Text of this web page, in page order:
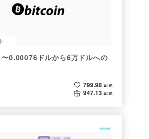
0.00076ドルから6万ドルへの
799.98 ALIS
947.13 ALIS